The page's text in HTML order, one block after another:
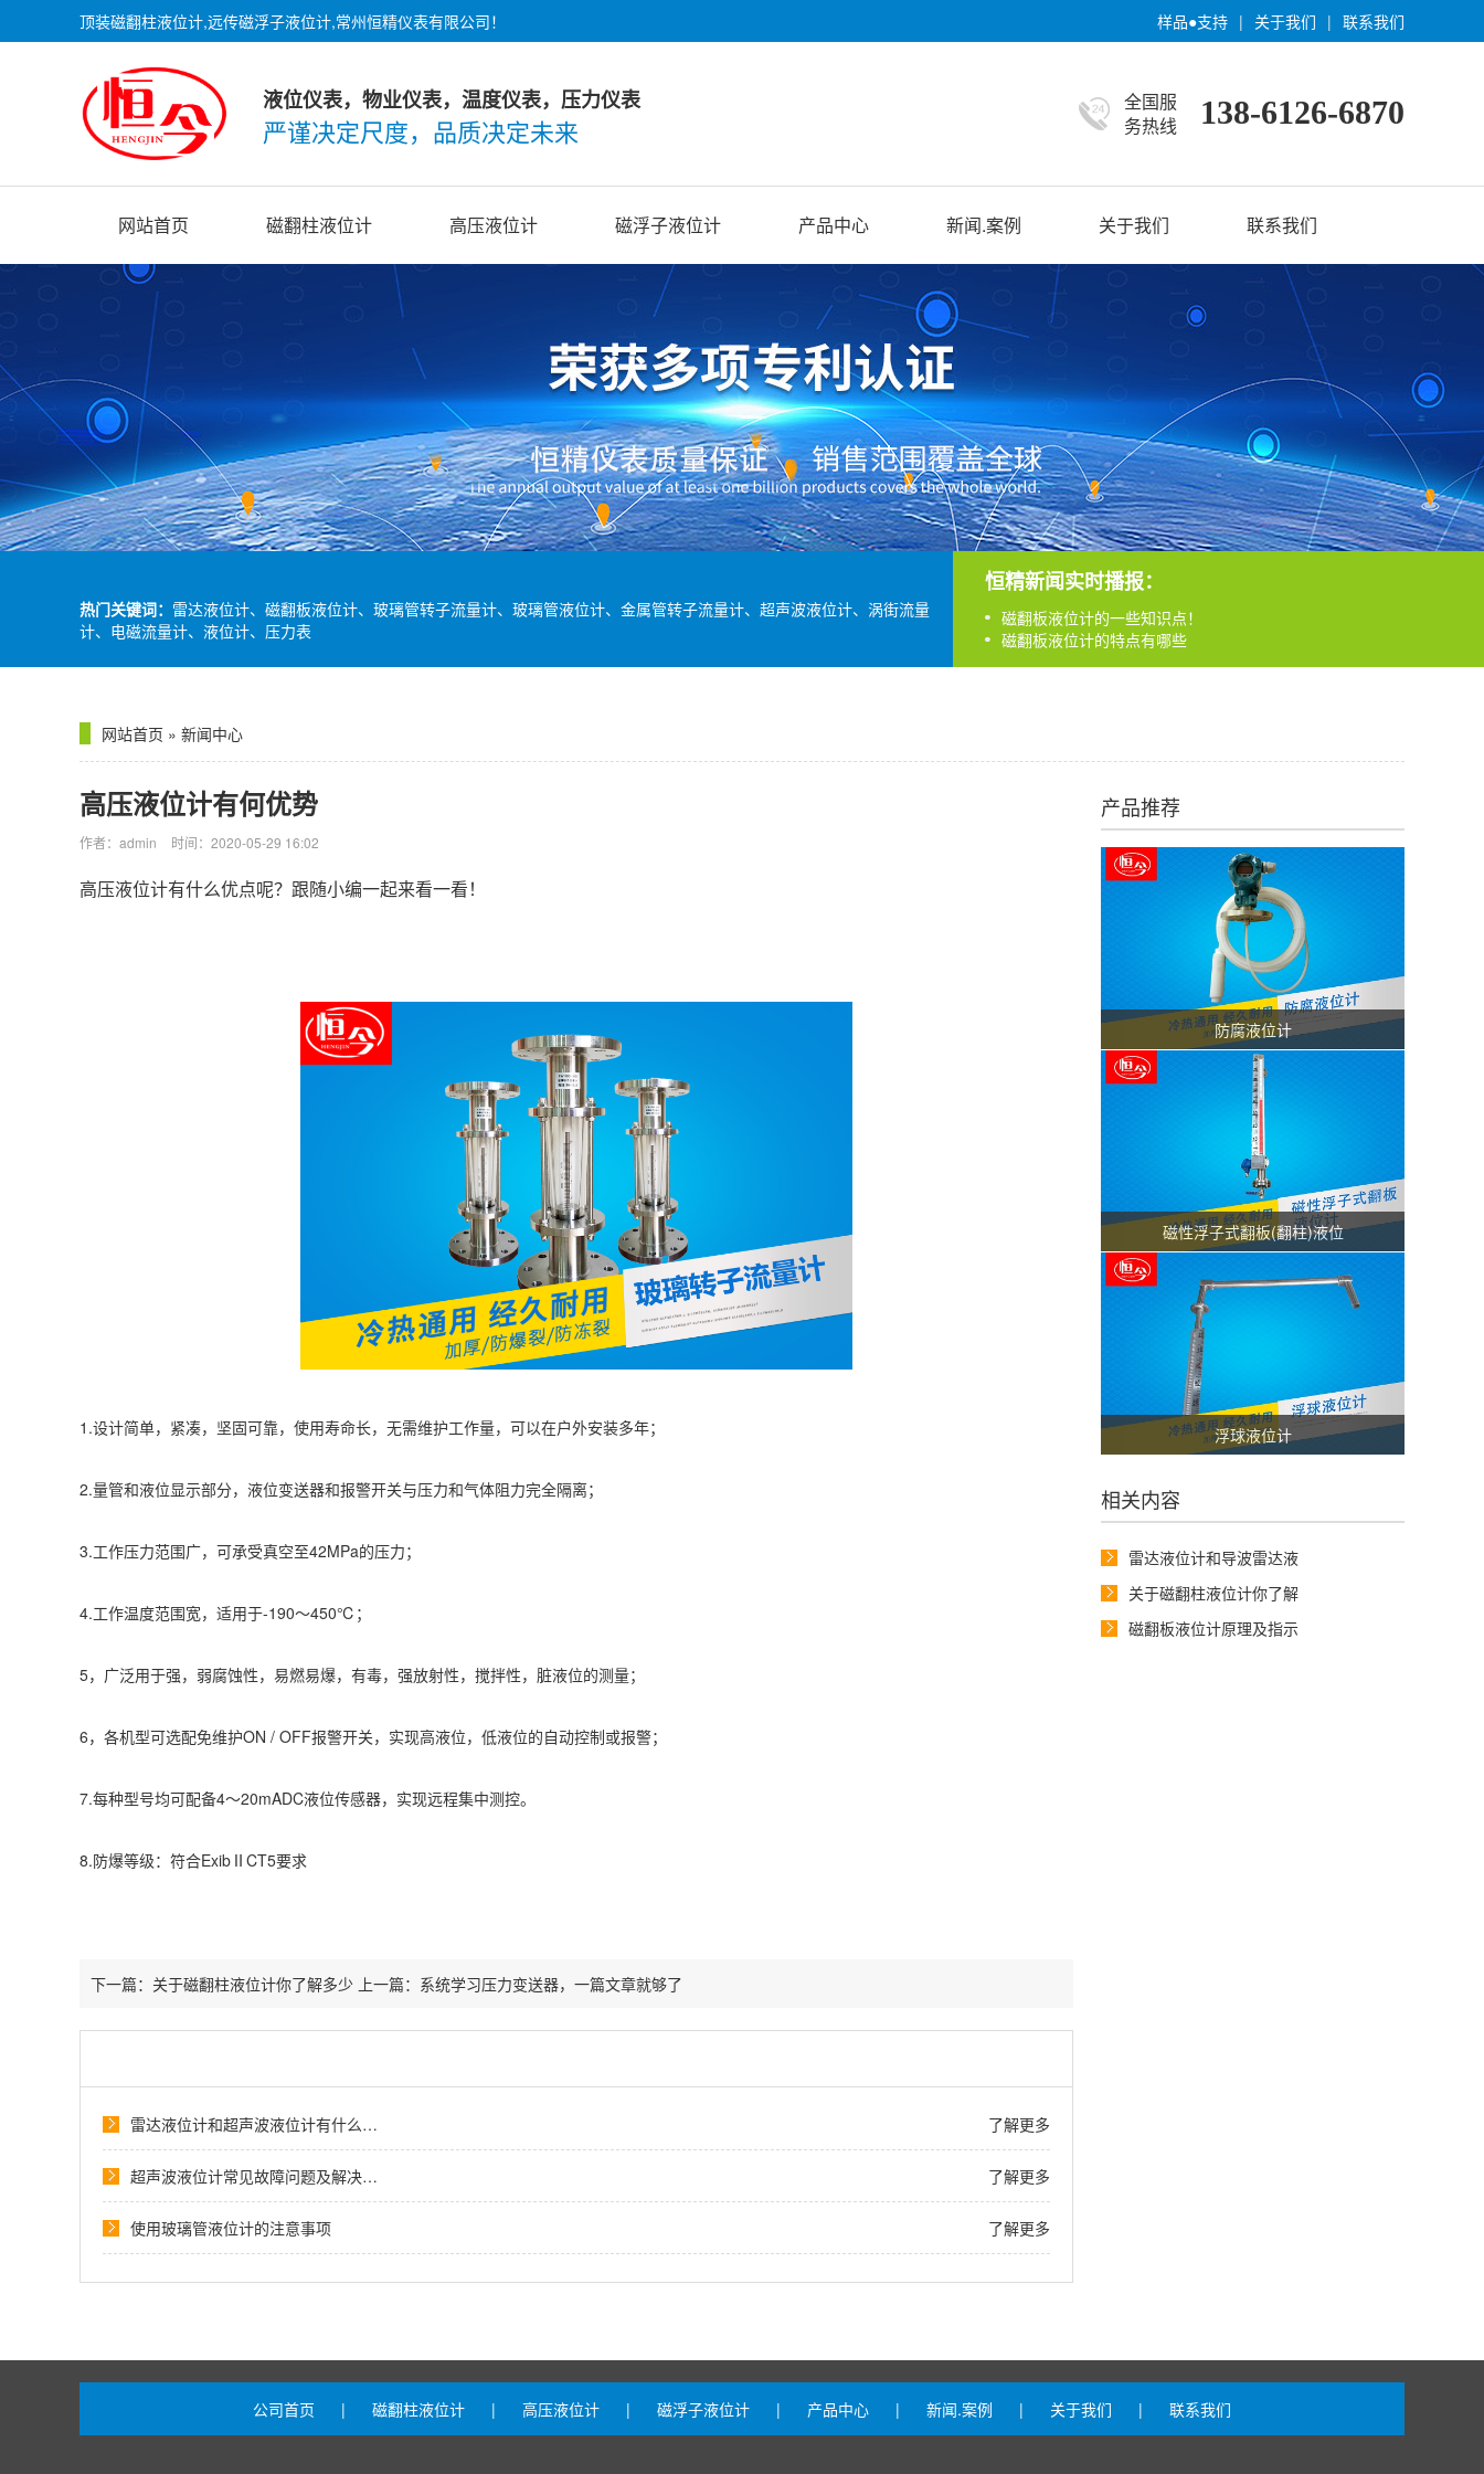
样品●支持 | 关于我们 | 联系我们
顶装磁翻柱液位计,远传磁浮子液位计,常州恒精仪表有限公司！
液位仪表，物业仪表，温度仪表，压力仪表
严谨决定尺度，品质决定未来
全国服
务热线
138-6126-6870
网站首页 磁翻柱液位计 高压液位计 磁浮子液位计 产品中心 新闻.案例 关于我们 联系我们
热门关键词： 雷达液位计、磁翻板液位计、玻璃管转子流量计、玻璃管液位计、金属管转子流量计、超声波液位计、涡街流量
计、电磁流量计、液位计、压力表
恒精新闻实时播报：
磁翻板液位计的一些知识点！
磁翻板液位计的特点有哪些
磁翻板液位计的一些常识
磁翻板液位计的一些知识点！
磁翻板液位计的特点有哪些
磁翻板液位计的一些常识
网站首页 » 新闻中心
产品推荐
防腐液位计
磁性浮子式翻板(翻柱)液位
浮球液位计
相关内容
雷达液位计和导波雷达液
关于磁翻柱液位计你了解
磁翻板液位计原理及指示
高压液位计有何优势
作者：admin 时间：2020-05-29 16:02
高压液位计有什么优点呢？跟随小编一起来看一看！
1.设计简单，紧凑，坚固可靠，使用寿命长，无需维护工作量，可以在户外安装多年；
2.量管和液位显示部分，液位变送器和报警开关与压力和气体阻力完全隔离；
3.工作压力范围广，可承受真空至42MPa的压力；
4.工作温度范围宽，适用于-190〜450℃；
5，广泛用于强，弱腐蚀性，易燃易爆，有毒，强放射性，搅拌性，脏液位的测量；
6，各机型可选配免维护ON / OFF报警开关，实现高液位，低液位的自动控制或报警；
7.每种型号均可配备4〜20mADC液位传感器，实现远程集中测控。
8.防爆等级：符合ExibⅡCT5要求
下一篇： 关于磁翻柱液位计你了解多少 上一篇： 系统学习压力变送器，一篇文章就够了
了解更多
雷达液位计和超声波液位计有什么…
了解更多
超声波液位计常见故障问题及解决…
了解更多
使用玻璃管液位计的注意事项
公司首页 | 磁翻柱液位计 | 高压液位计 | 磁浮子液位计 | 产品中心 | 新闻.案例 | 关于我们 | 联系我们